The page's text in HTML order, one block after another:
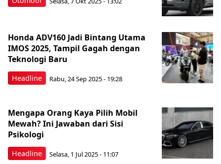
Headline
Honda ADV160 Jadi Bintang Utama
IMOS 2025, Tampil Gagah dengan
Teknologi Baru
Rabu, 24 Sep 2025 - 19:28
Headline
Mengapa Orang Kaya Pilih Mobil
Mewah? Ini Jawaban dari Sisi
Psikologi
Selasa, 1 Jul 2025 - 11:07